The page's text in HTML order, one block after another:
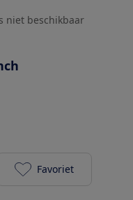
niet beschikbaar
realme 5 Pro
Favoriet